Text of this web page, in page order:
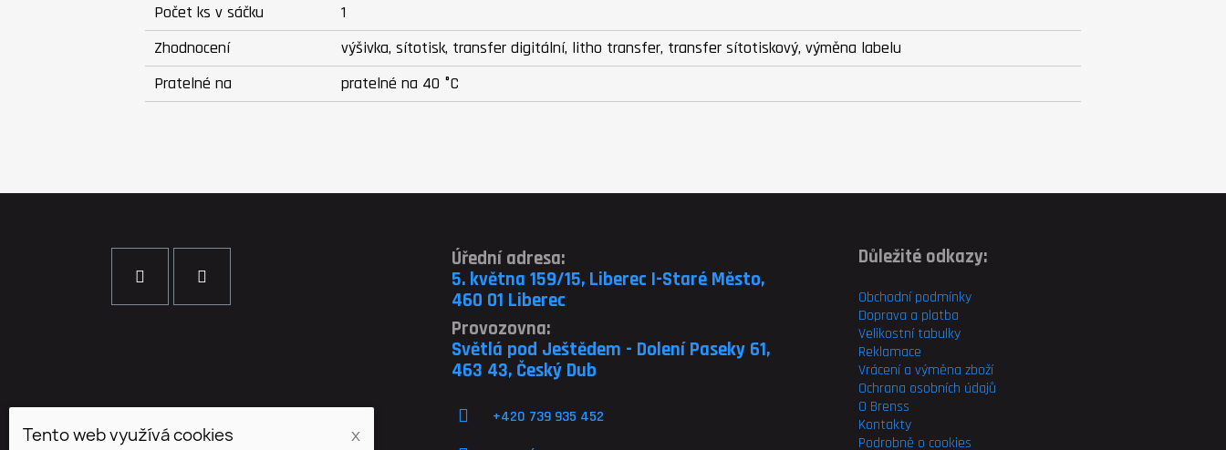
Počet ks v sáčku
1
Zhodnocení
výšivka, sítotisk, transfer digitální, litho transfer, transfer sítotiskový, výměna labelu
Pratelné na
pratelné na 40 °C
Úřední adresa:
5. května 159/15, Liberec I-Staré Město,
460 01 Liberec
Provozovna:
Světlá pod Ještědem - Dolení Paseky 61,
463 43, Český Dub
+420 739 935 452
Důležité odkazy:
Obchodní podmínky
Doprava a platba
Velikostní tabulky
Reklamace
Vrácení a výměna zboží
Ochrana osobních údajů
O Brenss
Kontakty
Podrobně o cookies
Tento web využívá cookies x